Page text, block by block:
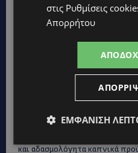
UPDATES
Συγκλονίζει η μητέρα του
επικίνδυνη πόλη» -(Βίντεο)
ΤΡΑΓΩΔΙΑ ΣΤΗΝ ΞΥΛΟΦΑΓΟΥ: Η
τον πατέρα μακριά από την
UPDATES
και αδασμολόγητα καπνικά
στις Ρυθμίσεις
Απορρήτου
ΕΜΦΆΝΙΣΗ